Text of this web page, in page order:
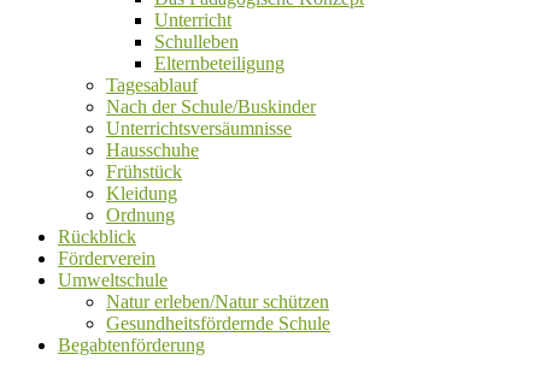
Unterricht
Schulleben
Elternbeteiligung
Tagesablauf
Nach der Schule/Buskinder
Unterrichtsversäumnisse
Hausschuhe
Frühstück
Kleidung
Ordnung
Rückblick
Förderverein
Umweltschule
Natur erleben/Natur schützen
Gesundheitsfördernde Schule
Begabtenförderung